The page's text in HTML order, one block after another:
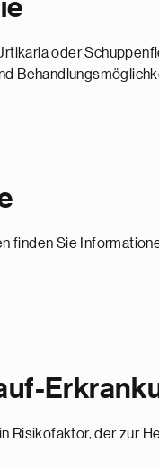
oder
finden Sie
Risikofaktor, der zur